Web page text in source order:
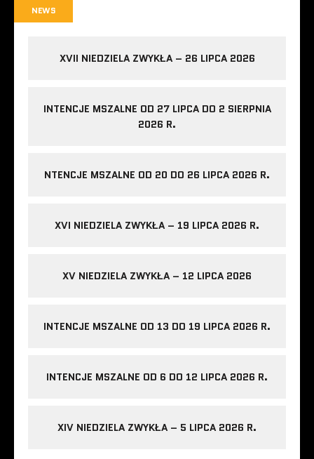
NEWS
XVII NIEDZIELA ZWYKŁA – 26 LIPCA 2026
INTENCJE MSZALNE OD 27 LIPCA DO 2 SIERPNIA
2026 R.
NTENCJE MSZALNE OD 20 DO 26 LIPCA 2026 R.
XVI NIEDZIELA ZWYKŁA – 19 LIPCA 2026 R.
XV NIEDZIELA ZWYKŁA – 12 LIPCA 2026
INTENCJE MSZALNE OD 13 DO 19 LIPCA 2026 R.
INTENCJE MSZALNE OD 6 DO 12 LIPCA 2026 R.
XIV NIEDZIELA ZWYKŁA – 5 LIPCA 2026 R.